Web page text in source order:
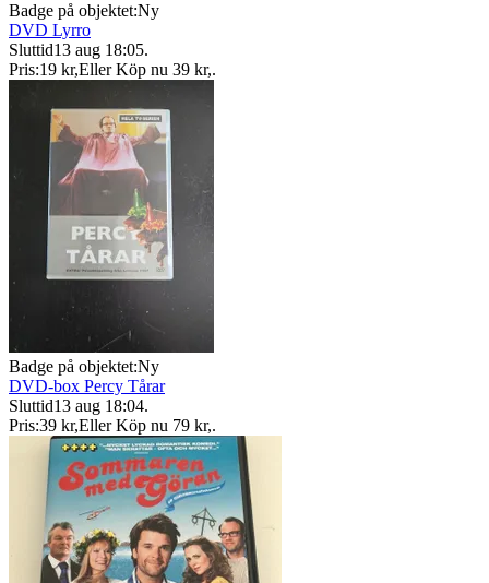
Badge på objektet:Ny
DVD Lyrro
Sluttid13 aug 18:05.
Pris:19 kr,Eller Köp nu 39 kr,.
Badge på objektet:Ny
DVD-box Percy Tårar
Sluttid13 aug 18:04.
Pris:39 kr,Eller Köp nu 79 kr,.